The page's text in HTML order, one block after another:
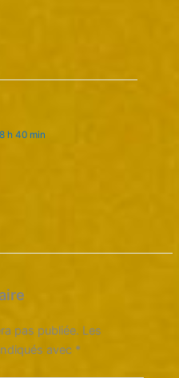
h 40 min
pas publiée. Les
avec *